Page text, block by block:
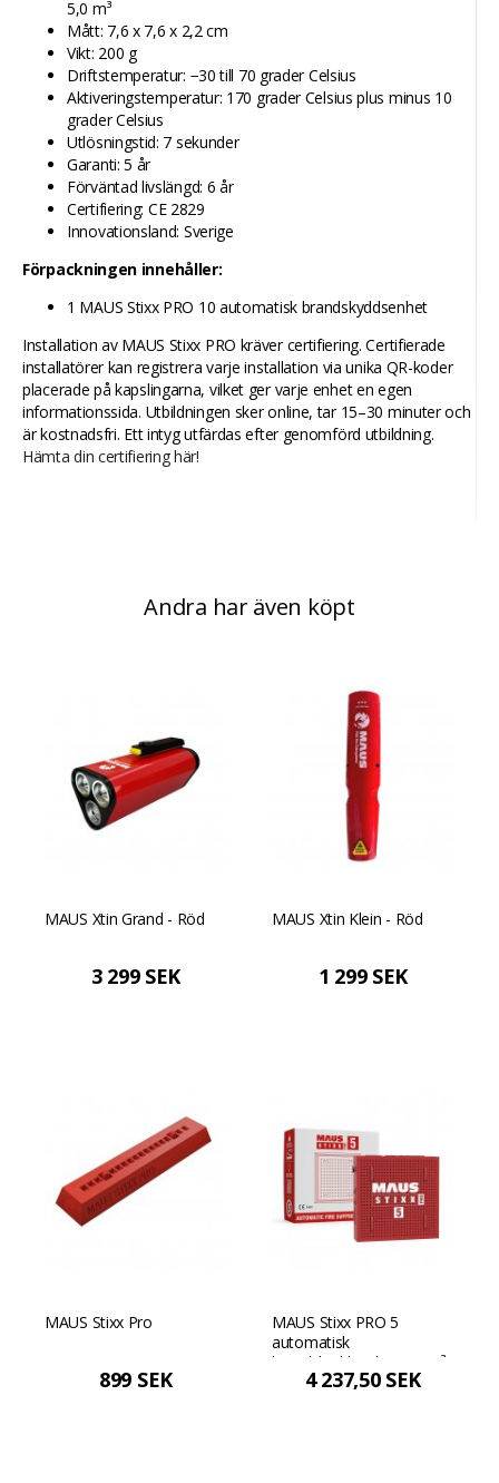
5,0 m³
Mått: 7,6 x 7,6 x 2,2 cm
Vikt: 200 g
Driftstemperatur: −30 till 70 grader Celsius
Aktiveringstemperatur: 170 grader Celsius plus minus 10
grader Celsius
Utlösningstid: 7 sekunder
Garanti: 5 år
Förväntad livslängd: 6 år
Certifiering: CE 2829
Innovationsland: Sverige
Förpackningen innehåller:
1 MAUS Stixx PRO 10 automatisk brandskyddsenhet
Installation av MAUS Stixx PRO kräver certifiering. Certifierade
installatörer kan registrera varje installation via unika QR-koder
placerade på kapslingarna, vilket ger varje enhet en egen
informationssida. Utbildningen sker online, tar 15–30 minuter och
är kostnadsfri. Ett intyg utfärdas efter genomförd utbildning.
Hämta din certifiering här!
Andra har även köpt
MAUS Xtin Grand - Röd
3 299 SEK
MAUS Xtin Klein - Röd
1 299 SEK
MAUS Stixx Pro
899 SEK
MAUS Stixx PRO 5
automatisk
brandskyddsenhet 0,5 m³
- Red4 237,50 SEK